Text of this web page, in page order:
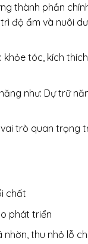
thành phần
độ ẩm và nuôi
khỏe tóc, kích
như: Dự trữ
trò quan trọng
chất
phát triển
nhờn, thu nhỏ lỗ